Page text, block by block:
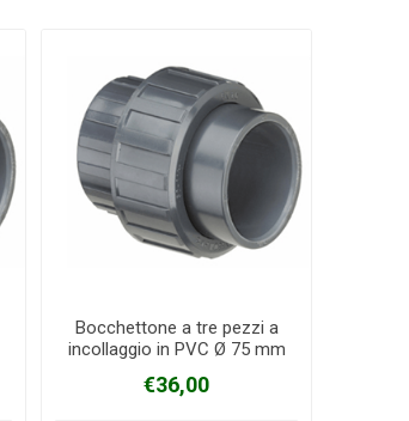
Bocchettone a tre pezzi a
incollaggio in PVC Ø 75 mm
€36,00